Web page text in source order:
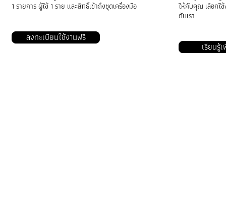
1 รายการ ผู้ใช้ 1 ราย และสิทธิ์เข้าถึงชุดเครื่องมือ
ลงทะเบียนใช้งานฟรี
ให้กับคุณ เลือกใ
กับเรา​
เรียนรู้